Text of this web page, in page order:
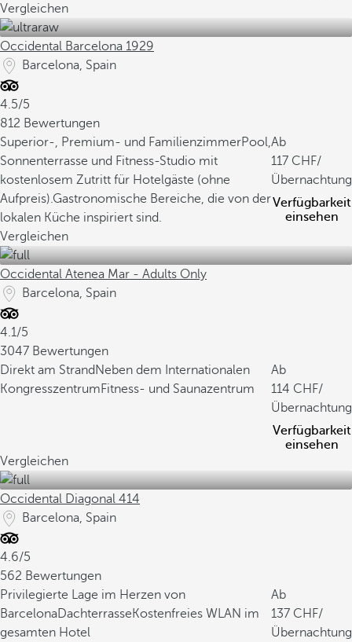
Vergleichen
Occidental Barcelona 1929
Barcelona, Spain
4.5/5
812 Bewertungen
Superior-, Premium- und FamilienzimmerPool,
Sonnenterrasse und Fitness-Studio mit
kostenlosem Zutritt für Hotelgäste (ohne
Aufpreis).Gastronomische Bereiche, die von der
lokalen Küche inspiriert sind.
Ab
117
/
Übernachtung
Verfügbarkeit
einsehen
Vergleichen
Occidental Atenea Mar - Adults Only
Barcelona, Spain
4.1/5
3047 Bewertungen
Direkt am Strand Neben dem Internationalen
KongresszentrumFitness- und Saunazentrum
Ab
114
/
Übernachtung
Verfügbarkeit
einsehen
Vergleichen
Occidental Diagonal 414
Barcelona, Spain
4.6/5
562 Bewertungen
Privilegierte Lage im Herzen von
BarcelonaDachterrasseKostenfreies WLAN im
gesamten Hotel
Ab
137
/
Übernachtung